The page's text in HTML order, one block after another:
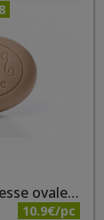
Savon au lait d'ânesse ovale parfum ambre 200g
10.9€/pc